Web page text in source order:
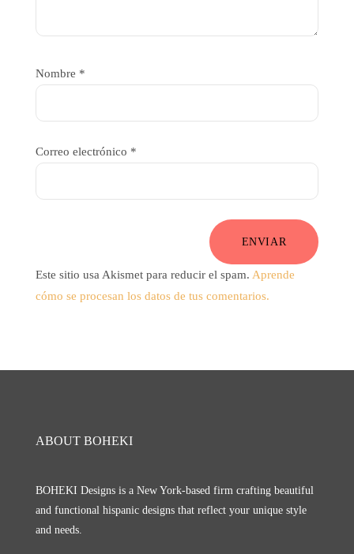
Nombre *
Correo electrónico *
ENVIAR
Este sitio usa Akismet para reducir el spam. Aprende
cómo se procesan los datos de tus comentarios.
ABOUT BOHEKI
BOHEKI Designs is a New York-based firm crafting beautiful
and functional hispanic designs that reflect your unique style
and needs.